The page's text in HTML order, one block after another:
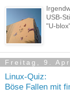
USB-
"U-
Freitag, 9.
Linux-Quiz:
Böse Fallen mit